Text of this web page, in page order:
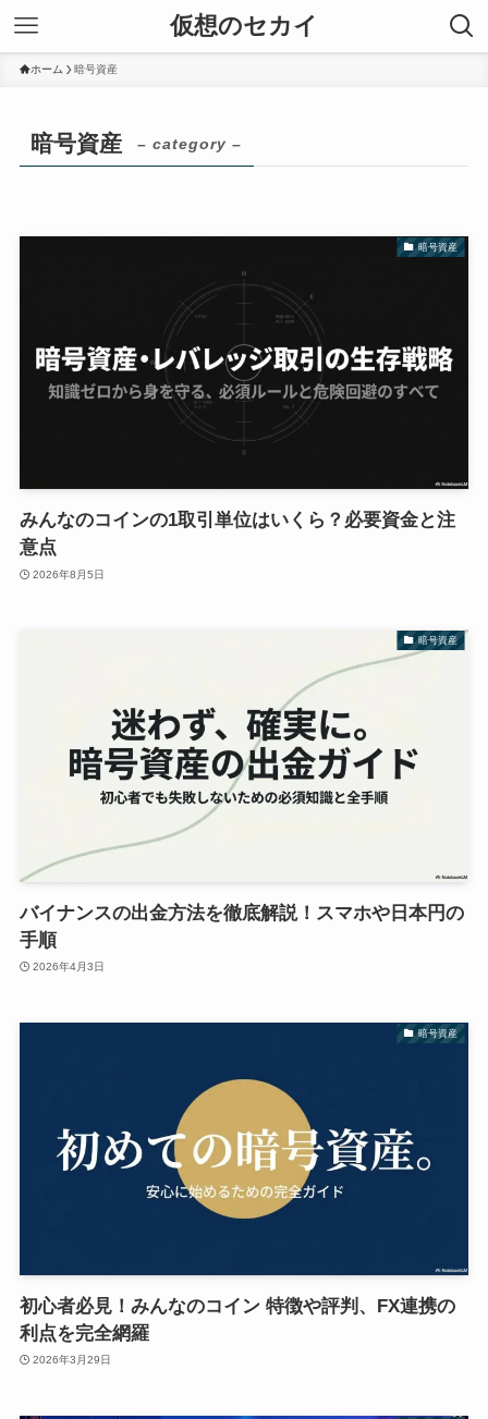
仮想のセカイ
ホーム 暗号資産
暗号資産 – category –
暗号資産
みんなのコインの1取引単位はいくら？必要資金と注
意点
2026年8月5日
暗号資産
バイナンスの出金方法を徹底解説！スマホや日本円の
手順
2026年4月3日
暗号資産
初心者必見！みんなのコイン 特徴や評判、FX連携の
利点を完全網羅
2026年3月29日